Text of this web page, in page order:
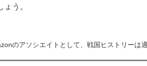
ょう。
のアソシエイトとして、戦国ヒストリーは